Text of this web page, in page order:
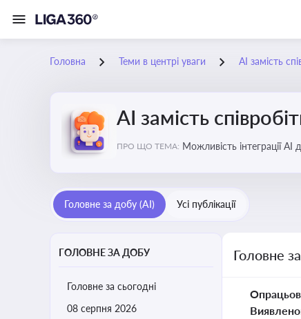
Головна Теми в центрі уваги АІ замість
АІ замість
ПРО ЩО ТЕМА: Можливість інтеграції
Головне за добу (AI) Усі публікації
ГОЛОВНЕ ЗА ДОБУ
Головне за сьогодні
08 серпня 2026
Головне